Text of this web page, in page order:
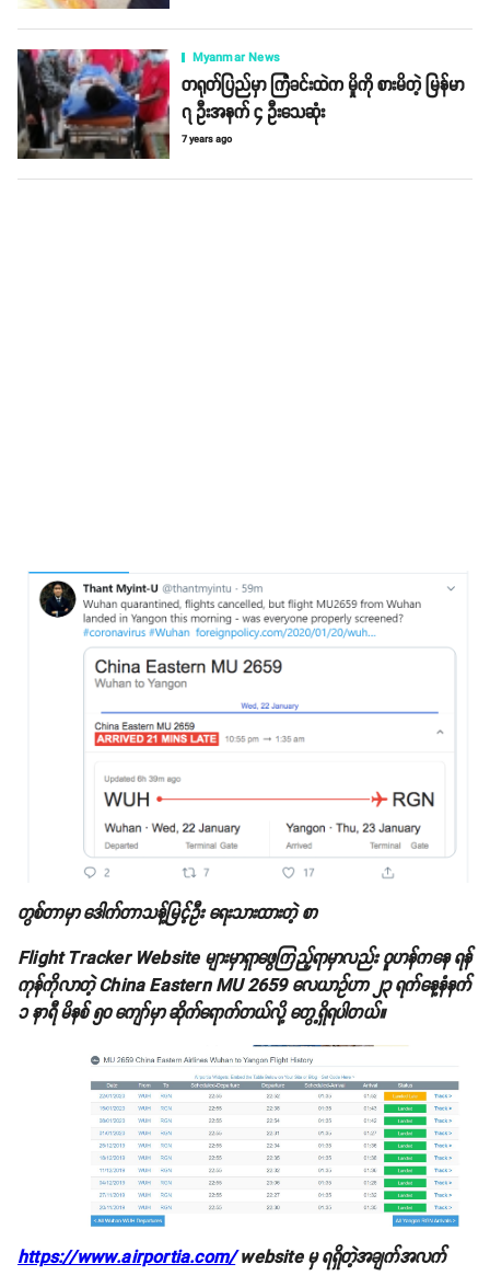
Myanmar News
တရုတ်ပြည်မှာ ကြံခင်းထဲက မှိုကို စားမိတဲ့ မြန်မာ
၇ ဦးအနက် ၄ ဦးသေဆုံး
7 years ago
တွစ်တာမှာ ဒေါက်တာသန့်မြင့်ဦး ရေးသားထားတဲ့ စာ
Flight Tracker Website များမှာရှာဖွေကြည့်ရာမှာလည်း ဝူဟန်ကနေ ရန်
ကုန်ကိုလာတဲ့ China Eastern MU 2659 လေယာဥ်ဟာ ၂၃ ရက်နေ့နံနက်
၁ နာရီ မိနစ် ၅၀ ကျော်မှာ ဆိုက်ရောက်တယ်လို့ တွေ့ရှိရပါတယ်။
https://www.airportia.com/website မှ ရရှိတဲ့အချက်အလက်